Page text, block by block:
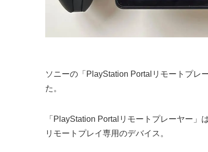
ソニーの「PlayStation Portalリモートプレ
た。
「PlayStation Portalリモートプレーヤー
リモートプレイ専用のデバイス。